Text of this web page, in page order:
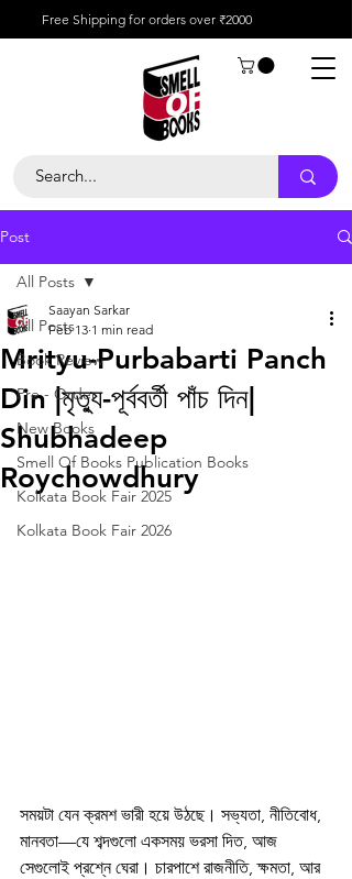
Free Shipping for orders over ₹2000
Post
All Posts
Book Review
Pre - Order
New Books
Smell Of Books Publication Books
Kolkata Book Fair 2025
Kolkata Book Fair 2026
All Posts
Mrityu-Purbabarti Panch
Din |মৃত্যু-পূর্ববর্তী পাঁচ দিন|
Shubhadeep
Roychowdhury
Saayan Sarkar
Feb 13 1 min read
সময়টা যেন ক্রমশ ভারী হয়ে উঠছে। সভ্যতা, নীতিবোধ,
মানবতা—যে শব্দগুলো একসময় ভরসা দিত, আজ
সেগুলোই প্রশ্নে ঘেরা। চারপাশে রাজনীতি, ক্ষমতা, আর